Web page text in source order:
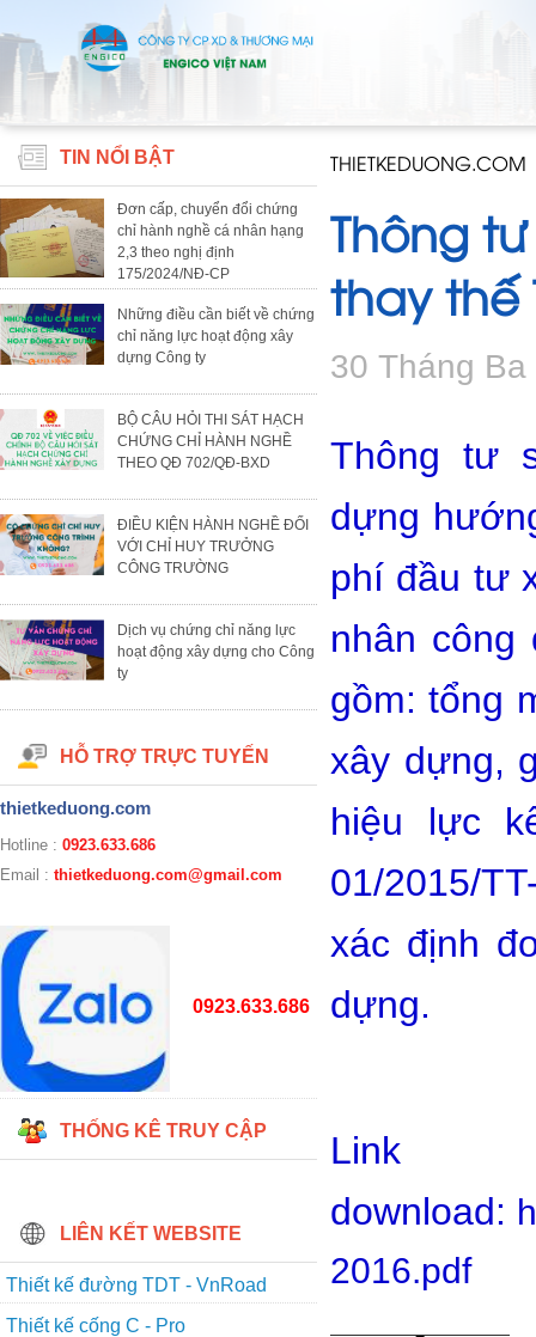
TIN NỔI BẬT
Đơn cấp, chuyển đổi chứng
chỉ hành nghề cá nhân hạng
2,3 theo nghị định
175/2024/NĐ-CP
Những điều cần biết về chứng
chỉ năng lực hoạt động xây
dựng Công ty
BỘ CÂU HỎI THI SÁT HẠCH
CHỨNG CHỈ HÀNH NGHỀ
THEO QĐ 702/QĐ-BXD
ĐIỀU KIỆN HÀNH NGHỀ ĐỐI
VỚI CHỈ HUY TRƯỞNG
CÔNG TRƯỜNG
Dịch vụ chứng chỉ năng lực
hoạt động xây dựng cho Công
ty
HỖ TRỢ TRỰC TUYẾN
thietkeduong.com
Hotline : 0923.633.686
Email : thietkeduong.com@gmail.com
0923.633.686
THỐNG KÊ TRUY CẬP
LIÊN KẾT WEBSITE
Thiết kế đường TDT - VnRoad
Thiết kế cống C - Pro
THIETKEDUONG.COM
Thông
thay thế
30 Tháng
Thông tư
dựng
phí đầu tư
nhân
gồm: tổng
xây dựng,
hiệu lực
01/2015/
xác định
dựng.
Link
download:
2016.pdf